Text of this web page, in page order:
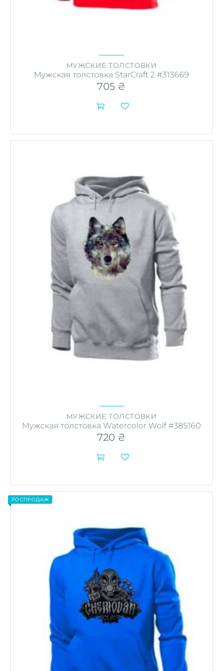
МУЖСКИЕ ТОЛСТОВКИ
Мужская толстовка StarCraft 2 #313669
705 ₴
 
МУЖСКИЕ ТОЛСТОВКИ
Мужская толстовка Watercolor Wolf #385160
720 ₴
 
РОСПРОДАЖ